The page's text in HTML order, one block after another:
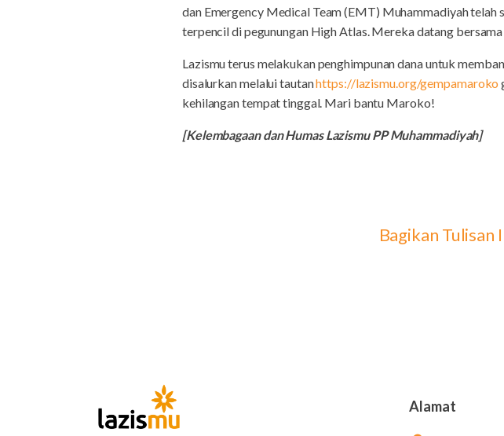
dan Emergency Medical Team (EMT) Muhammadiyah telah
terpencil di pegunungan High Atlas. Mereka datang
Lazismu terus melakukan penghimpunan dana untuk
disalurkan melalui tautanhttps://lazismu.org/gempamaroko
kehilangan tempat tinggal. Mari bantu Maroko!
[Kelembagaan dan Humas Lazismu PP Muhammadiyah]
Bagikan Tulisan
Alamat